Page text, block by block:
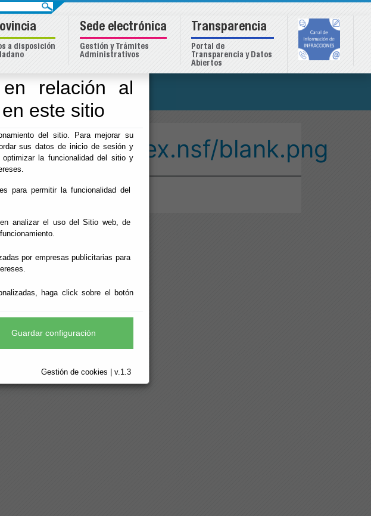
relación al
este sitio
del sitio. Para mejorar su
sus datos de inicio de sesión y
la funcionalidad del sitio y
para permitir la funcionalidad del
analizar el uso del Sitio web, de
por empresas publicitarias para
haga click sobre el botón
Guardar configuración
Gestión de cookies | v.1.3
index.nsf/blank.png
a disposición
Sede electrónica
Gestión y Trámites
Administrativos
Transparencia
Portal de
Transparencia y Datos
Abiertos